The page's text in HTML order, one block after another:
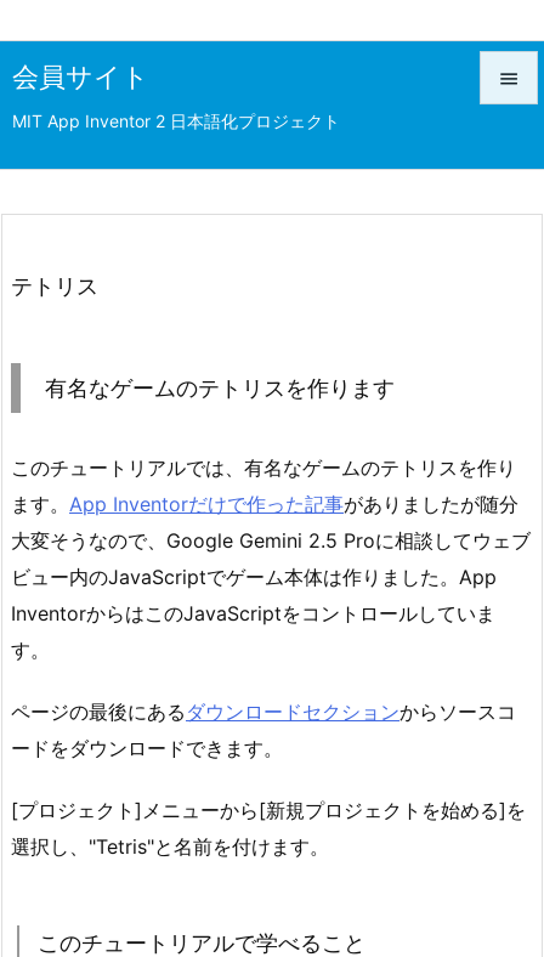
会員サイト
MIT App Inventor 2 日本語化プロジェクト

前へ
テトリス
有名なゲームのテトリスを作ります
このチュートリアルでは、有名なゲームのテトリスを作り
ます。 App Inventorだけで作った記事がありましたが随分
大変そうなので、Google Gemini 2.5 Proに相談してウェブ
ビュー内のJavaScriptでゲーム本体は作りました。App
InventorからはこのJavaScriptをコントロールしていま
す。
ページの最後にある ダウンロードセクションからソースコ
ードをダウンロードできます。
[プロジェクト]メニューから[新規プロジェクトを始める]を
選択し、"Tetris"と名前を付けます。
このチュートリアルで学べること